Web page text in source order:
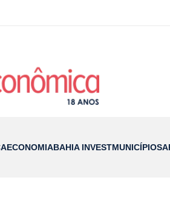
ECONOMIABAHIA INVESTMUNICÍPIOS